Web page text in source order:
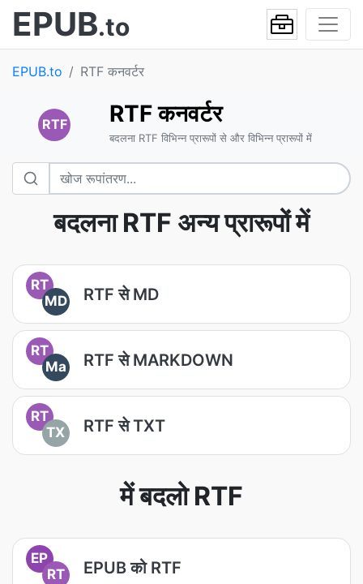
EPUB.to
EPUB.to RTF कनवर्टर
RTF RTF कनवर्टर
बदलना RTF विभिन्न प्रारूपों से और विभिन्न प्रारूपों में
बदलना RTF अन्य प्रारूपों में
RT
MD
RTF से MD
RT
Ma
RTF से MARKDOWN
RT
TX
RTF से TXT
में बदलो RTF
EP
RT
EPUB को RTF